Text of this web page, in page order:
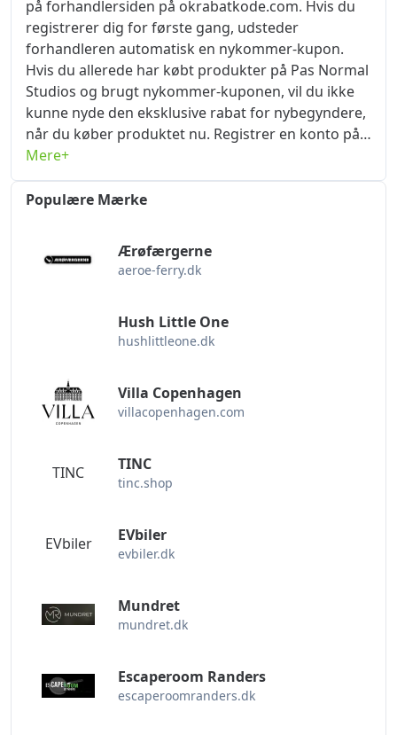
disse koder, når du afgiver din ordre for at nyde
rabatten på Black Friday. Rabatten er så stor, og
den afholdes kun én gang om året, så sørg for at
afgive en bestilling hurtigst muligt, og savner du
den, må du vente endnu et år.
på forhandlersiden på okrabatkode.com. Hvis du
registrerer dig for første gang, udsteder
forhandleren automatisk en nykommer-kupon.
Hvis du allerede har købt produkter på Pas Normal
Studios og brugt nykommer-kuponen, vil du ikke
kunne nyde den eksklusive rabat for nybegyndere,
når du køber produktet nu. Registrer en konto på
pasnormalstudios.dk. Når registreringen er
vellykket, vil systemet direkte give dig en
nybegynder kupon. Nye kundefordele kan kun
altid efter gode tilbud fra forhandlere for at hjælpe
dig med at få de bedst mulige rabatter, når du
efter, kan du bruge den nu. Hvis ikke, anbefales
det, at du abonnerer på os. Når der er
okrabatkode.com blive sendt til dig så hurtigt som
muligt. Følg os venligst for flere rabatter, jeg
Mere+
Populære Mærke
Ærøfærgerne
aeroe-ferry.dk
Hush Little One
hushlittleone.dk
Villa Copenhagen
villacopenhagen.com
TINC TINC
tinc.shop
EVbiler EVbiler
evbiler.dk
Mundret
mundret.dk
Escaperoom Randers
escaperoomranders.dk